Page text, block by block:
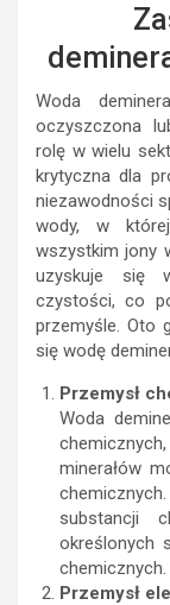
Woda
oczyszczona
rolę w wielu
krytyczna dla
niezawodności
wody, w
wszystkim jony
uzyskuje się
czystości, co
przemyśle. Oto
się wodę
Przemysł
Woda
minerałów
substancji
określonych
chemicznych.
Przemysł